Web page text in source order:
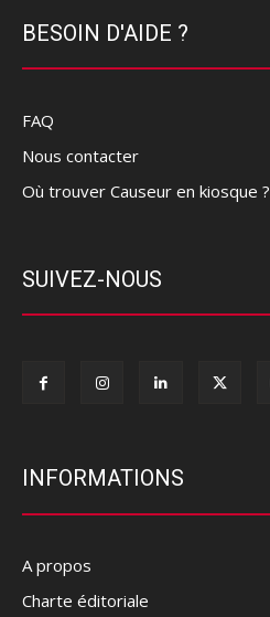
BESOIN D'AIDE ?
FAQ
Nous contacter
Où trouver Causeur en kiosque ?
SUIVEZ-NOUS
INFORMATIONS
A propos
Charte éditoriale